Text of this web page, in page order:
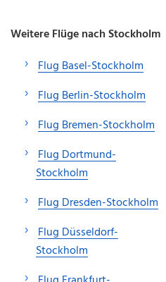
Weitere Flüge nach Stockholm
Flug Basel-Stockholm
Flug Berlin-Stockholm
Flug Bremen-Stockholm
Flug Dortmund-
Stockholm
Flug Dresden-Stockholm
Flug Düsseldorf-
Stockholm